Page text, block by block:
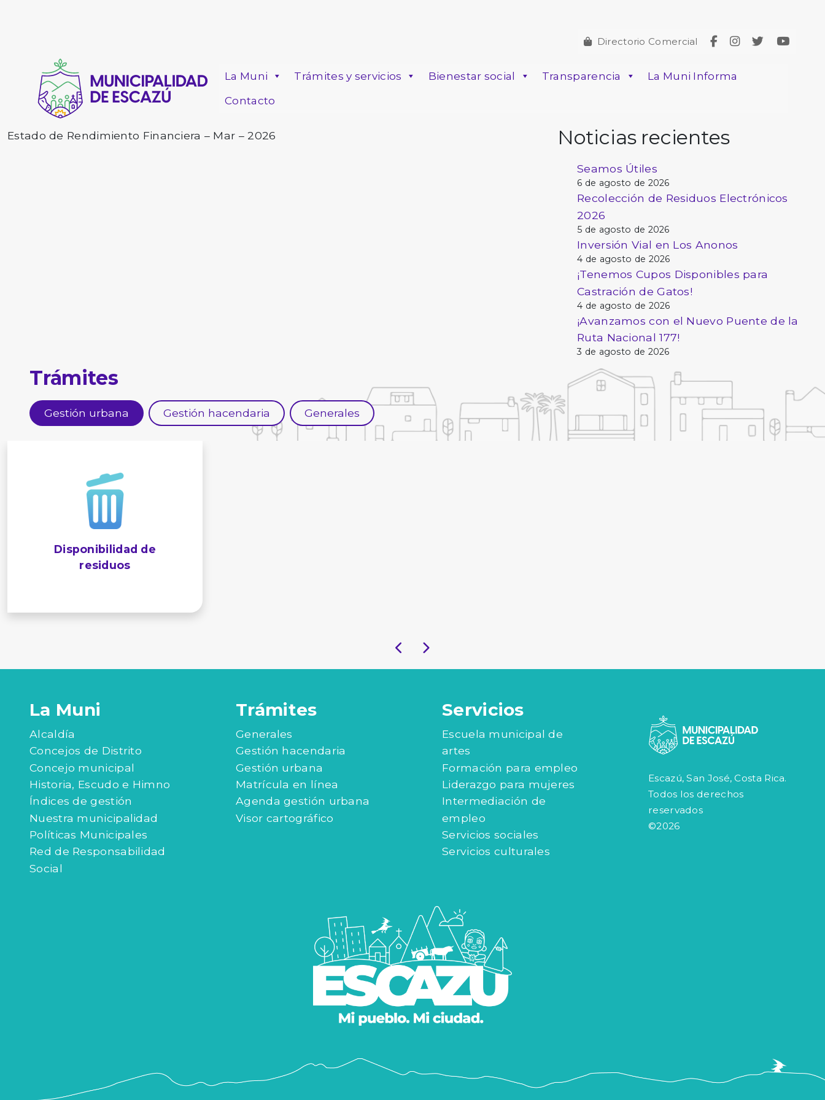
Directorio Comercial
La Muni Trámites y servicios Bienestar social Transparencia
La Muni Informa
Contacto
Estado de Rendimiento Financiera – Mar – 2026 Noticias recientes
Seamos Útiles
6 de agosto de 2026
Recolección de Residuos Electrónicos
2026
5 de agosto de 2026
Inversión Vial en Los Anonos
4 de agosto de 2026
¡Tenemos Cupos Disponibles para
Castración de Gatos!
4 de agosto de 2026
¡Avanzamos con el Nuevo Puente de la
Ruta Nacional 177!
3 de agosto de 2026
Trámites
Gestión urbana Gestión hacendaria Generales
Disponibilidad de
residuos
La Muni
Alcaldía
Concejos de Distrito
Concejo municipal
Historia, Escudo e Himno
Índices de gestión
Nuestra municipalidad
Políticas Municipales
Red de Responsabilidad
Social
Trámites
Generales
Gestión hacendaria
Gestión urbana
Matrícula en línea
Agenda gestión urbana
Visor cartográfico
Servicios
Escuela municipal de
artes
Formación para empleo
Liderazgo para mujeres
Intermediación de
empleo
Servicios sociales
Servicios culturales
Escazú, San José, Costa Rica.
Todos los derechos
reservados
©2026